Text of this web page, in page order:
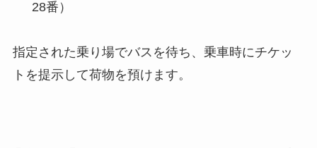
28番）
指定された乗り場でバスを待ち、乗車時にチケッ
トを提示して荷物を預けます。